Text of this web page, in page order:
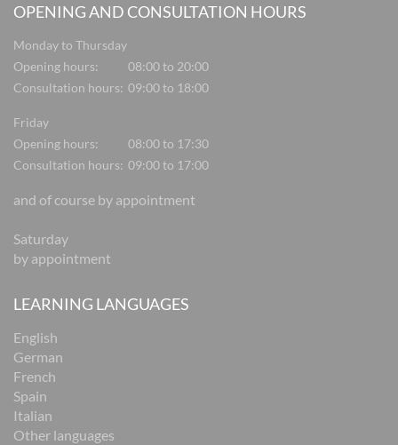
OPENING AND CONSULTATION HOURS
Monday to Thursday
Opening hours:
08:00 to 20:00
Consultation hours: 09:00 to 18:00
Friday
Opening hours:
08:00 to 17:30
Consultation hours: 09:00 to 17:00
and of course by appointment
Saturday
by appointment
LEARNING LANGUAGES
English
German
French
Spain
Italian
Other languages